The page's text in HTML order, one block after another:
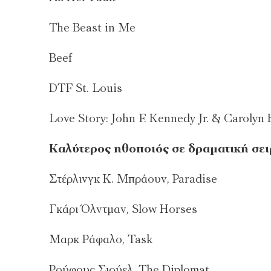
The Beast in Me
Beef
DTF St. Louis
Love Story: John F. Kennedy Jr. & Carolyn
Καλύτερος ηθοποιός σε δραματική
Στέρλινγκ Κ. Μπράουν, Paradise
Γκάρι Όλντμαν, Slow Horses
Μαρκ Ράφαλο, Task